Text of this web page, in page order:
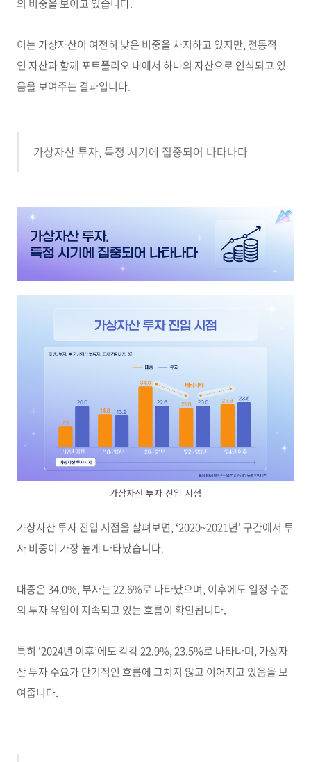
의 비중을 보이고 있습니다.
이는 가상자산이 여전히 낮은 비중을 차지하고 있지만, 전통적
인 자산과 함께 포트폴리오 내에서 하나의 자산으로 인식되고 있
음을 보여주는 결과입니다.
가상자산 투자, 특정 시기에 집중되어 나타나다
가상자산 투자 진입 시점
가상자산 투자 진입 시점을 살펴보면, ‘2020~2021년’ 구간에서 투
자 비중이 가장 높게 나타났습니다.
대중은 34.0%, 부자는 22.6%로 나타났으며, 이후에도 일정 수준
의 투자 유입이 지속되고 있는 흐름이 확인됩니다.
특히 ‘2024년 이후’에도 각각 22.9%, 23.5%로 나타나며, 가상자
산 투자 수요가 단기적인 흐름에 그치지 않고 이어지고 있음을 보
여줍니다.